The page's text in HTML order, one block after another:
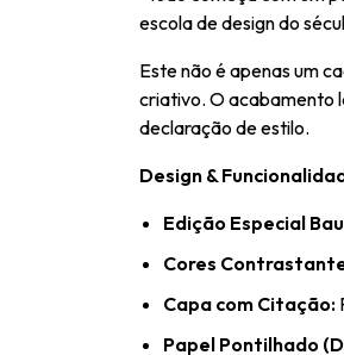
escola de design do
Este não é apenas um
criativo. O acabamento
declaração de estilo.
Design &
Edição Especial
Cores
Capa com Citação:
Papel Pontilhado